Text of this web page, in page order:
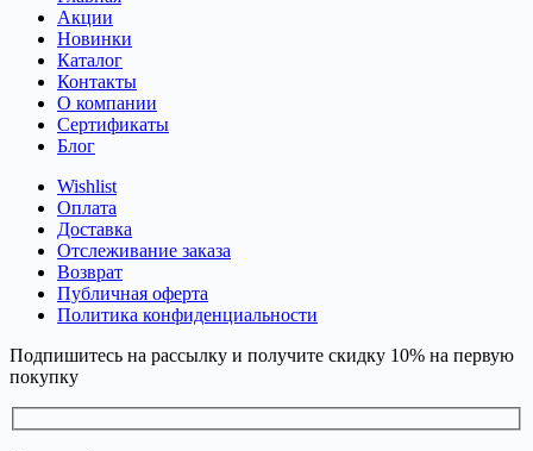
Акции
Новинки
Каталог
Контакты
О компании
Сертификаты
Блог
Wishlist
Оплата
Доставка
Отслеживание заказа
Возврат
Публичная оферта
Политика конфиденциальности
Подпишитесь на рассылку и получите скидку 10% на первую
покупку